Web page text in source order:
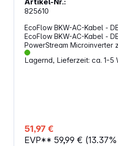
825610
EcoFlow BKW-AC-Kabel -
EcoFlow BKW-AC-Kabel -
PowerStream Microinverter
Stromnetz über eine
Eigenschaften: Kabeltyp: AC-Ladekabel - DE-
Lagernd, Lieferzeit: ca. 1-5
51,97 €
EVP** 59,99 €